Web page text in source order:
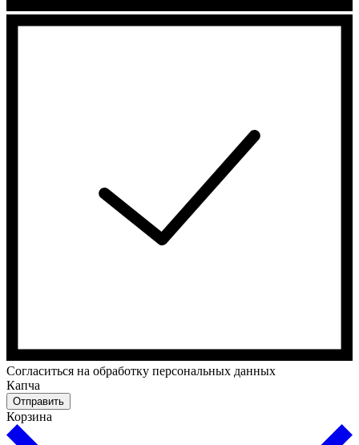
Cогласиться на обработку персональных данных
Капча
Отправить
Корзина